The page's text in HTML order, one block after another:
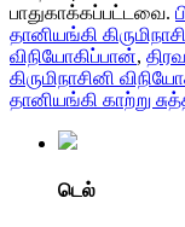
பாதுகாக்கப்பட்டவை.
தானியங்கி
விநியோகிப்பான்,
கிருமிநாசினி
தானியங்கி காற்று
டெல்